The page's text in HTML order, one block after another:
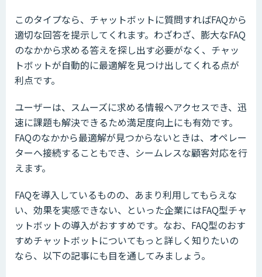
このタイプなら、チャットボットに質問すればFAQから
適切な回答を提示してくれます。わざわざ、膨大なFAQ
のなかから求める答えを探し出す必要がなく、チャッ
トボットが自動的に最適解を見つけ出してくれる点が
利点です。
ユーザーは、スムーズに求める情報へアクセスでき、迅
速に課題も解決できるため満足度向上にも有効です。
FAQのなかから最適解が見つからないときは、オペレー
ターへ接続することもでき、シームレスな顧客対応を行
えます。
FAQを導入しているものの、あまり利用してもらえな
い、効果を実感できない、といった企業にはFAQ型チャ
ットボットの導入がおすすめです。なお、FAQ型のおす
すめチャットボットについてもっと詳しく知りたいの
なら、以下の記事にも目を通してみましょう。